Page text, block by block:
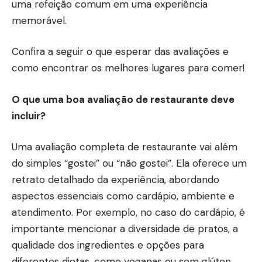
uma refeição comum em uma experiência
memorável.
Confira a seguir o que esperar das avaliações e
como encontrar os melhores lugares para comer!
O que uma boa avaliação de restaurante deve
incluir?
Uma avaliação completa de restaurante vai além
do simples “gostei” ou “não gostei”. Ela oferece um
retrato detalhado da experiência, abordando
aspectos essenciais como cardápio, ambiente e
atendimento. Por exemplo, no caso do cardápio, é
importante mencionar a diversidade de pratos, a
qualidade dos ingredientes e opções para